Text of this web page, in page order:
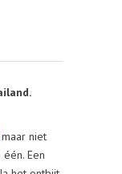
maar niet
Een